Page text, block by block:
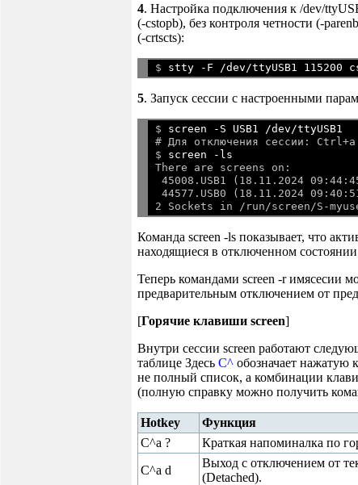
4. Настройка подключения к /dev/
(-cstopb), без контроля четности (-
(-crtscts):
$
5. Запуск сессии с настроенными
$ screen -S USB1 /dev/ttyUSB1
# Для отключения сессии: Ctrl+a
$ screen -ls
There are screens on:
45008.USB1 (18.11.2024
44577.USB0 (18.11.2024
Команда screen -ls показывает, что
находящиеся в отключенном
Теперь командами screen -r имясесии
предварительным отключением от
[Горячие клавиши screen]
Внутри сессии screen работают
таблице Здесь C^ обозначает нажатую
не полный список, а комбинации
(полную справку можно получить
Hotkey
Функция
C^a ?
Краткая напоминалка по
C^a d
Выход с отключением от
(Detached).